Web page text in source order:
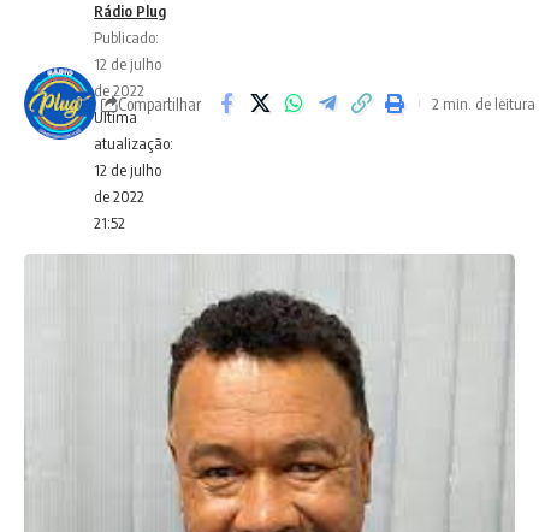
Ultima
atualização:
12 de julho
de 2022
21:52
Rádio Plug
Publicado:
12 de julho
de 2022
Compartilhar 2 min. de leitura